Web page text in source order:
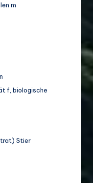
m
f, biologische
Stier